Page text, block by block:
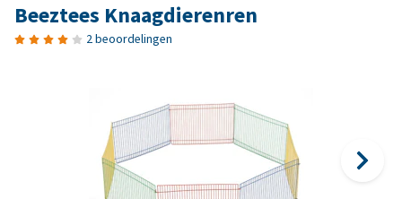
Beeztees Knaagdierenren
2 beoordelingen